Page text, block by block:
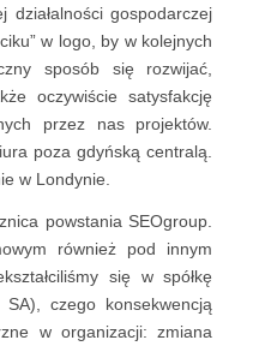
działalności gospodarczej
w logo, by w kolejnych
sposób się rozwijać,
oczywiście satysfakcję
przez nas projektów.
poza gdyńską centralą.
w Londynie.
powstania SEOgroup.
również pod innym
się w spółkę
czego konsekwencją
w organizacji: zmiana